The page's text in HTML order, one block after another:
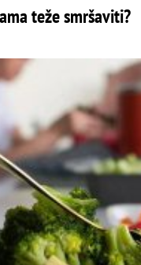
teže smršaviti?